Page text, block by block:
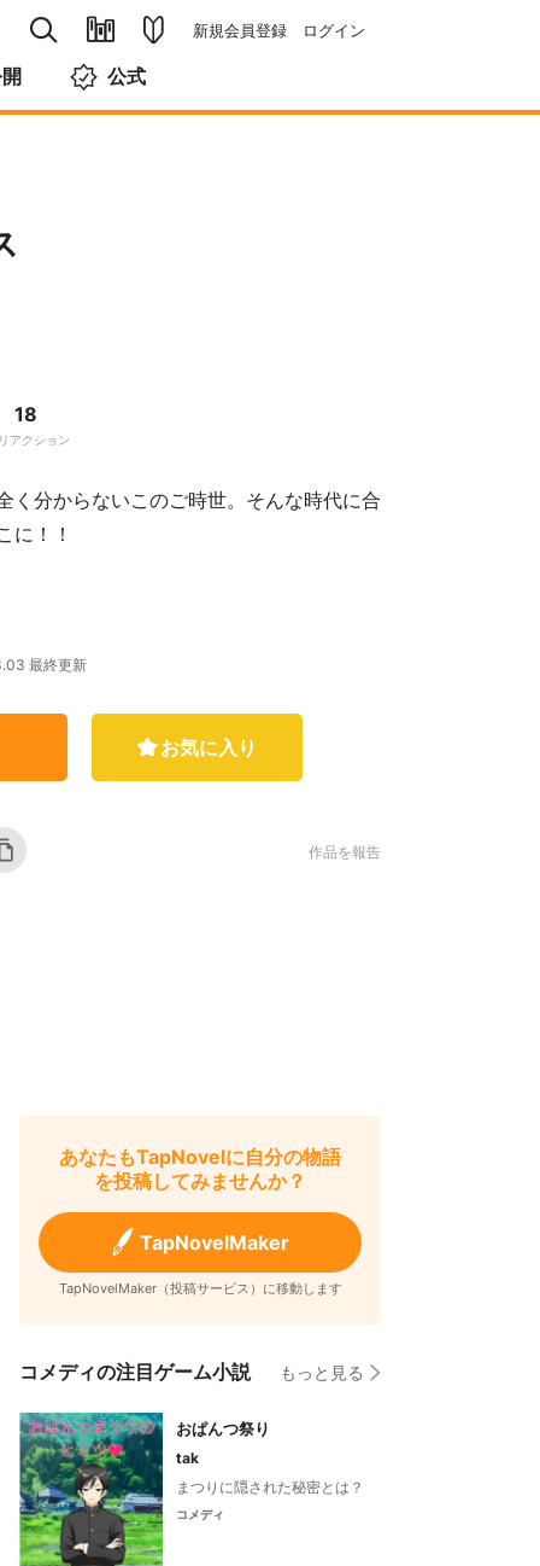
新規会員登録 ログイン
公式
リアクション
18
く分からないこのご時世。そんな時代に合
に！！
最終更新
お気に入り
作品を報告
あなたもTapNovelに自分の物語
を投稿してみませんか？
TapNovelMaker
TapNovelMaker（投稿サービス）に移動します
コメディの注目ゲーム小説 もっと見る
おぱんつ祭り
tak
まつりに隠された秘密とは？
コメディ